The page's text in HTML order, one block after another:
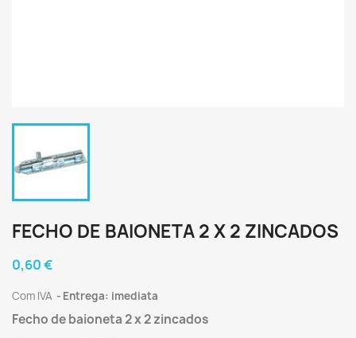
FECHO DE BAIONETA 2 X 2 ZINCADOS
0,60 €
Com IVA Entrega: imediata
Fecho de baioneta 2 x 2 zincados